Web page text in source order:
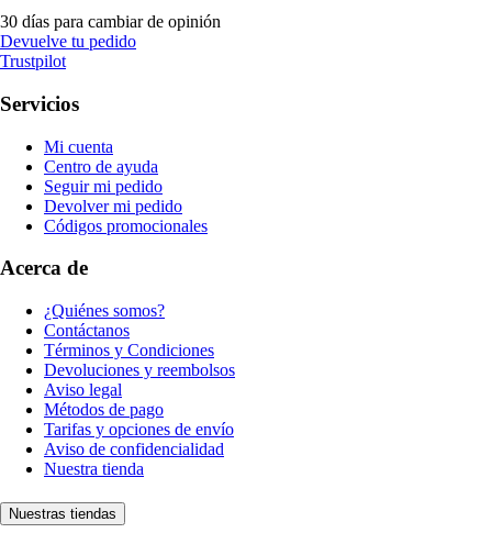
30 días para cambiar de opinión
Devuelve tu pedido
Trustpilot
Servicios
Mi cuenta
Centro de ayuda
Seguir mi pedido
Devolver mi pedido
Códigos promocionales
Acerca de
¿Quiénes somos?
Contáctanos
Términos y Condiciones
Devoluciones y reembolsos
Aviso legal
Métodos de pago
Tarifas y opciones de envío
Aviso de confidencialidad
Nuestra tienda
Nuestras tiendas